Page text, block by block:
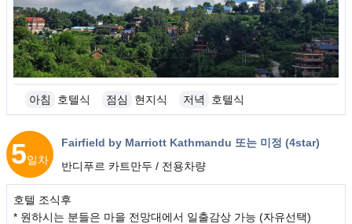
아침 호텔식 점심 현지식 저녁 호텔식
5일차
Fairfield by Marriott Kathmandu 또는 미정 (4star)
반디푸르 카트만두 / 전용차량
호텔 조식후
* 원하시는 분들은 마을 전망대에서 일출감상 가능 (자유선택)